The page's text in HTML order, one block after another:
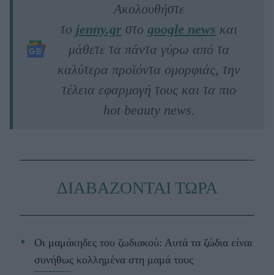
Ακολουθήστε
το jenny.gr στο google news και
μάθετε τα πάντα γύρω από τα
καλύτερα προϊόντα ομορφιάς, την
τέλεια εφαρμογή τους και τα πιο
hot beauty news.
ΔΙΑΒΑΖΟΝΤΑΙ ΤΩΡΑ
Οι μαμάκηδες του ζωδιακού: Αυτά τα ζώδια είναι
συνήθως κολλημένα στη μαμά τους